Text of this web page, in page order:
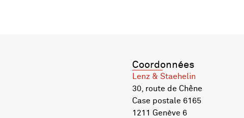
Coordonnées
Lenz & Staehelin
30, route de Chêne
Case postale 6165
1211 Genève 6